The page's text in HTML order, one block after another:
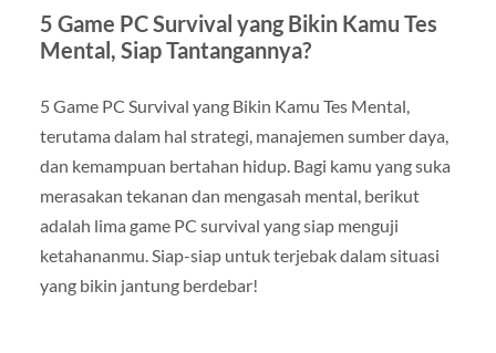
5 Game PC Survival yang Bikin Kamu Tes
Mental, Siap Tantangannya?
5 Game PC Survival yang Bikin Kamu Tes Mental,
terutama dalam hal strategi, manajemen sumber daya,
dan kemampuan bertahan hidup. Bagi kamu yang suka
merasakan tekanan dan mengasah mental, berikut
adalah lima game PC survival yang siap menguji
ketahananmu. Siap-siap untuk terjebak dalam situasi
yang bikin jantung berdebar!